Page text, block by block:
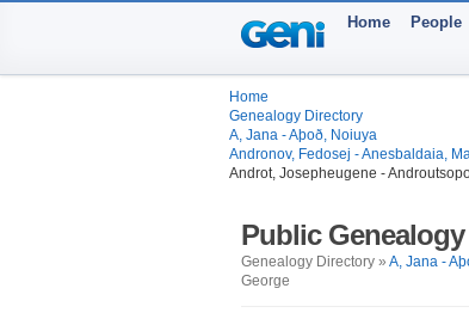
Home People
Home
Genealogy Directory
A, Jana - Aþoð, Noiuya
Andronov, Fedosej - Anesbaldaia,
Androt, Josepheugene -
Public
Genealogy Directory » A, Jana -
George